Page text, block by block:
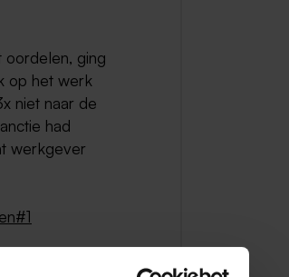
oordelen, ging
op het werk
niet naar de
had
werkgever